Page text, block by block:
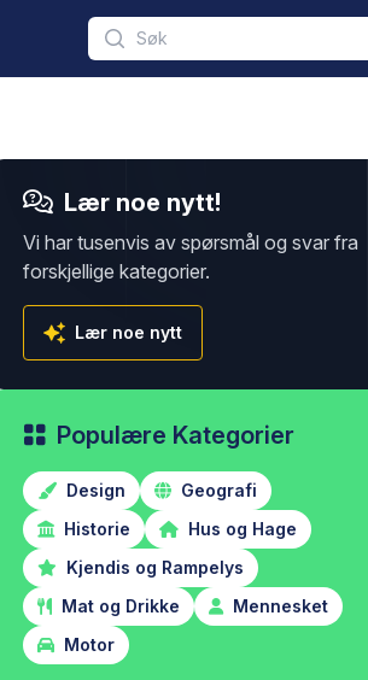
Lær noe nytt!
Vi har tusenvis av spørsmål og svar fra
forskjellige kategorier.
Lær noe nytt
Populære Kategorier
Design
Geografi
Historie
Hus og Hage
Kjendis og Rampelys
Mat og Drikke
Mennesket
Motor